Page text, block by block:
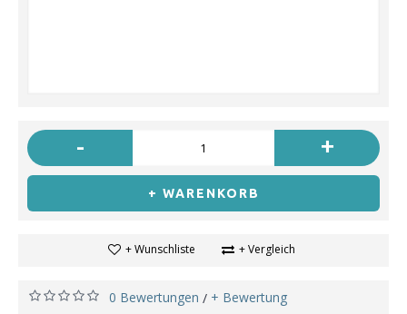
- +
+ WARENKORB
+ Wunschliste + Vergleich
0 Bewertungen / + Bewertung